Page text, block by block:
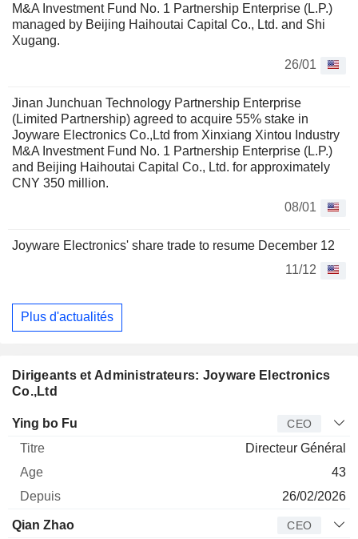
M&A Investment Fund No. 1 Partnership Enterprise (L.P.)
managed by Beijing Haihoutai Capital Co., Ltd. and Shi
Xugang.
26/01
Jinan Junchuan Technology Partnership Enterprise
(Limited Partnership) agreed to acquire 55% stake in
Joyware Electronics Co.,Ltd from Xinxiang Xintou Industry
M&A Investment Fund No. 1 Partnership Enterprise (L.P.)
and Beijing Haihoutai Capital Co., Ltd. for approximately
CNY 350 million.
08/01
Joyware Electronics' share trade to resume December 12
11/12
Plus d'actualités
Dirigeants et Administrateurs: Joyware Electronics
Co.,Ltd
Dirigeant Titre
Ying bo Fu CEO
Directeur Général
43
26/02/2026
Qian Zhao CEO